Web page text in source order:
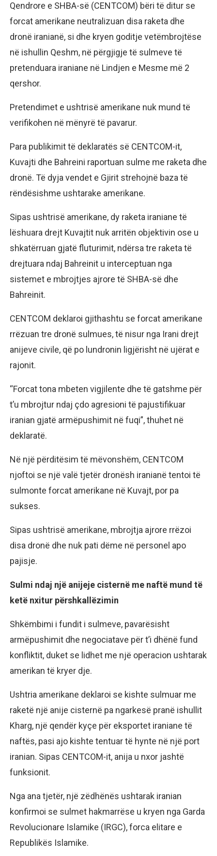
Qendrore e SHBA-së (CENTCOM) bëri të ditur se
forcat amerikane neutralizuan disa raketa dhe
dronë iranianë, si dhe kryen goditje vetëmbrojtëse
në ishullin Qeshm, në përgjigje të sulmeve të
pretenduara iraniane në Lindjen e Mesme më 2
qershor.
Pretendimet e ushtrisë amerikane nuk mund të
verifikohen në mënyrë të pavarur.
Para publikimit të deklaratës së CENTCOM-it,
Kuvajti dhe Bahreini raportuan sulme me raketa dhe
dronë. Të dyja vendet e Gjirit strehojnë baza të
rëndësishme ushtarake amerikane.
Sipas ushtrisë amerikane, dy raketa iraniane të
lëshuara drejt Kuvajtit nuk arritën objektivin ose u
shkatërruan gjatë fluturimit, ndërsa tre raketa të
drejtuara ndaj Bahreinit u interceptuan nga
sistemet e mbrojtjes ajrore të SHBA-së dhe
Bahreinit.
CENTCOM deklaroi gjithashtu se forcat amerikane
rrëzuan tre dronë sulmues, të nisur nga Irani drejt
anijeve civile, që po lundronin ligjërisht në ujërat e
rajonit.
“Forcat tona mbeten vigjilente dhe të gatshme për
t’u mbrojtur ndaj çdo agresioni të pajustifikuar
iranian gjatë armëpushimit në fuqi”, thuhet në
deklaratë.
Në një përditësim të mëvonshëm, CENTCOM
njoftoi se një valë tjetër dronësh iranianë tentoi të
sulmonte forcat amerikane në Kuvajt, por pa
sukses.
Sipas ushtrisë amerikane, mbrojtja ajrore rrëzoi
disa dronë dhe nuk pati dëme në personel apo
pajisje.
Sulmi ndaj një anijeje cisternë me naftë mund të
ketë nxitur përshkallëzimin
Shkëmbimi i fundit i sulmeve, pavarësisht
armëpushimit dhe negociatave për t’i dhënë fund
konfliktit, duket se lidhet me një operacion ushtarak
amerikan të kryer dje.
Ushtria amerikane deklaroi se kishte sulmuar me
raketë një anije cisternë pa ngarkesë pranë ishullit
Kharg, një qendër kyçe për eksportet iraniane të
naftës, pasi ajo kishte tentuar të hynte në një port
iranian. Sipas CENTCOM-it, anija u nxor jashtë
funksionit.
Nga ana tjetër, një zëdhënës ushtarak iranian
konfirmoi se sulmet hakmarrëse u kryen nga Garda
Revolucionare Islamike (IRGC), forca elitare e
Republikës Islamike.